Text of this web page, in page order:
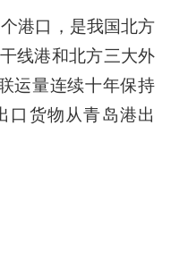
港口，是我国北方
线港和北方三大外
运量连续十年保持
口货物从青岛港出